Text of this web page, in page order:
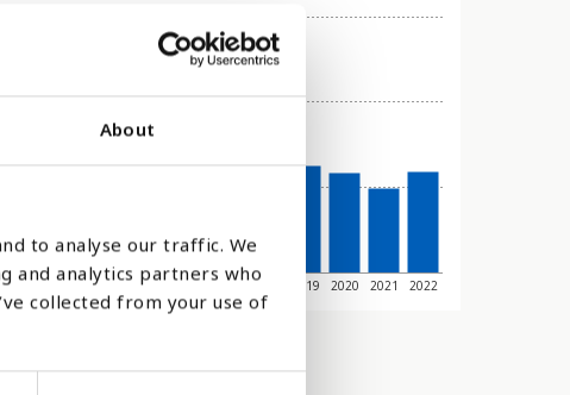
About
to analyse our traffic. We
and analytics partners who
collected from your use of
2012 2013 2014 2015 2016 2017 2018 2019 2020 2021 2022